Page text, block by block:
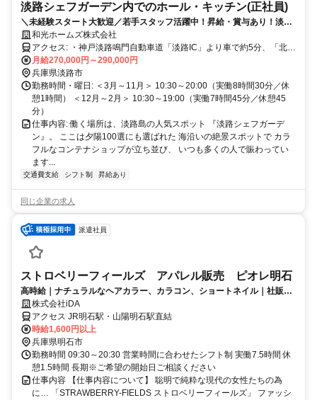
淡路シェフガーデン内でのホール・キッチン(正社員)
＼未経験スタート大歓迎／若手スタッフ活躍中！昇給・賞与あり！淡路
島の人気スポットで正社員デビューしませんか？
和光ホームズ株式会社
アクセス: ・神戸淡路鳴門自動車道「淡路IC」より車で約5分、「北淡
IC」より車で約10分 ・岩屋港よりシャトルバスあり ※マイカー・バ
イク・自転車通勤OK（駐車場完備）
月給270,000円～290,000円
兵庫県淡路市
勤務時間・曜日: ＜3月～11月＞ 10:30～20:00（実働8時間30分／休
憩1時間） ＜12月～2月＞ 10:30～19:00（実働7時間45分／休憩45
分）
仕事内容: 働く場所は、淡路島の人気スポット 『淡路シェフガーデ
ン』。 ここは夕陽100選にも選ばれた 海沿いの絶景スポットで カラ
フルなコンテナショップが立ち並び、 いつも多くの人で賑わってい
ます...
交通費支給 シフト制 昇給あり
同じ企業の求人
派遣社員
ストロベリーフィールズ アパレル販売 ピオレ明石
高時給｜ナチュラルなヘアカラー、カラコン、ショートネイル｜社販｜
駅近で通勤快適
株式会社iDA
アクセス JR明石駅・山陽明石駅直結
時給1,600円以上
兵庫県明石市
勤務時間 09:30～20:30 営業時間に合わせたシフト制 実働7.5時間 休
憩1.5時間 長期※ご希望の開始日ご相談ください
仕事内容 【仕事内容について】 聡明で純粋な現代の女性たちの為
に… 「STRAWBERRY-FIELDS ストロベリーフィールズ」 ファッシ